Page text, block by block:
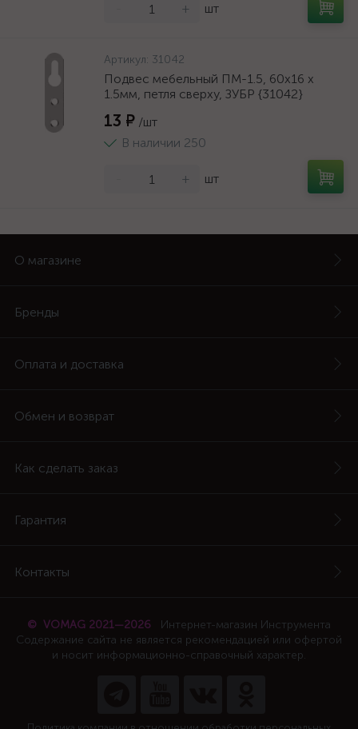
+ шт
Артикул: 31042
Подвес мебельный ПМ-1.5, 60х16 х
1.5мм, петля сверху, ЗУБР {31042}
13 ₽ /шт
В наличии 250
+ шт
О магазине
Бренды
Оплата и доставка
Обмен и возврат
Как сделать заказ
Гарантия
Контакты
© VOMAG 2021—2026
Интернет-магазин Инструмента
Содержание сайта не является рекомендацией или офертой
и носит информационно-справочный характер.